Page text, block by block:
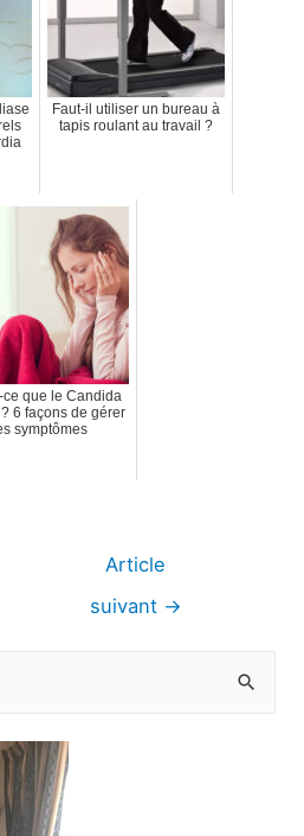
Faut-il utiliser un bureau à
tapis roulant au travail ?
ce que le Candida
? 6 façons de gérer
symptômes
Article
suivant →